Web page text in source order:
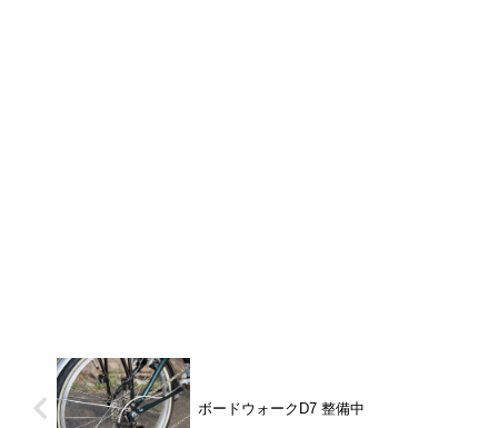
ボードウォークD7 整備中